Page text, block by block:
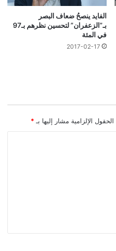
الفايد ينصحُ ضعاف البصر
بـ”الزعفران” لتحسين نظرهم بـ97
في المئة
2017-02-17
الحقول الإلزامية مشار إليها بـ *